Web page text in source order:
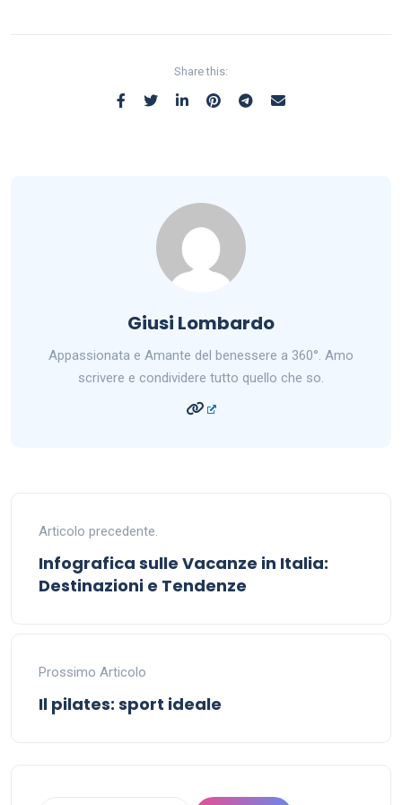
Share this:
Giusi Lombardo
Appassionata e Amante del benessere a 360°. Amo
scrivere e condividere tutto quello che so.
Articolo precedente.
Infografica sulle Vacanze in Italia:
Destinazioni e Tendenze
Prossimo Articolo
Il pilates: sport ideale